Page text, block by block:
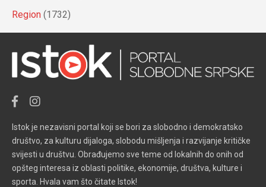
Region (1732)
Istok je nezavisni portal koji se bori za slobodno i demokratsko
društvo, za kulturu dijaloga, slobodu mišljenja i razvijanje kritičke
svijesti u društvu. Obrađujemo sve teme od lokalnih do onih od
opšteg interesa iz oblasti politike, ekonomije, društva, kulture i
sporta. Hvala vam što čitate Istok!